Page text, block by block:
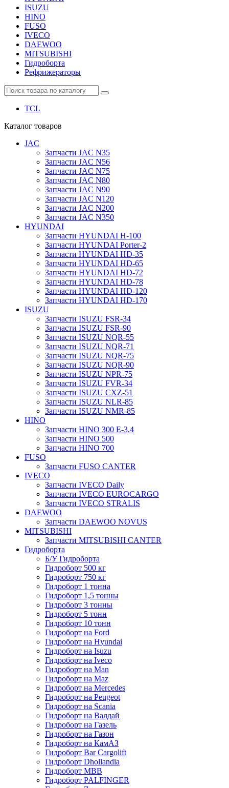
ISUZU
HINO
FUSO
IVECO
DAEWOO
MITSUBISHI
Гидроборта
Рефрижераторы
TCL
Каталог товаров
JAC
Запчасти JAC N35
Запчасти JAC N56
Запчасти JAC N75
Запчасти JAC N80
Запчасти JAC N90
Запчасти JAC N120
Запчасти JAC N200
Запчасти JAC N350
HYUNDAI
Запчасти HYUNDAI H-100
Запчасти HYUNDAI Porter-2
Запчасти HYUNDAI HD-35
Запчасти HYUNDAI HD-65
Запчасти HYUNDAI HD-72
Запчасти HYUNDAI HD-78
Запчасти HYUNDAI HD-120
Запчасти HYUNDAI HD-170
ISUZU
Запчасти ISUZU FSR-34
Запчасти ISUZU FSR-90
Запчасти ISUZU NQR-55
Запчасти ISUZU NQR-71
Запчасти ISUZU NQR-75
Запчасти ISUZU NQR-90
Запчасти ISUZU NPR-75
Запчасти ISUZU FVR-34
Запчасти ISUZU CXZ-51
Запчасти ISUZU NLR-85
Запчасти ISUZU NMR-85
HINO
Запчасти HINO 300 E-3,4
Запчасти HINO 500
Запчасти HINO 700
FUSO
Запчасти FUSO CANTER
IVECO
Запчасти IVECO Daily
Запчасти IVECO EUROCARGO
Запчасти IVECO STRALIS
DAEWOO
Запчасти DAEWOO NOVUS
MITSUBISHI
Запчасти MITSUBISHI CANTER
Гидроборта
Б/У Гидроборта
Гидроборт 500 кг
Гидроборт 750 кг
Гидроборт 1 тонна
Гидроборт 1,5 тонны
Гидроборт 3 тонны
Гидроборт 5 тонн
Гидроборт 10 тонн
Гидроборт на Ford
Гидроборт на Hyundai
Гидроборт на Isuzu
Гидроборт на Iveco
Гидроборт на Man
Гидроборт на Maz
Гидроборт на Mercedes
Гидроборт на Peugeot
Гидроборт на Scania
Гидроборт на Валдай
Гидроборт на Газель
Гидроборт на Газон
Гидроборт на КамАЗ
Гидроборт Bar Cargolift
Гидроборт Dhollandia
Гидроборт MBB
Гидроборт PALFINGER